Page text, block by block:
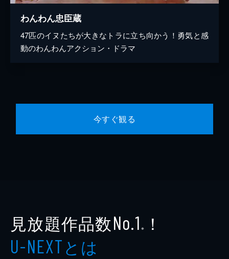
わんわん忠臣蔵
47匹のイヌたちが大きなトラに立ち向かう！勇気と感
動のわんわんアクション・ドラマ
今すぐ観る
見放題作品数No.1 ※ ！
U-NEXTとは